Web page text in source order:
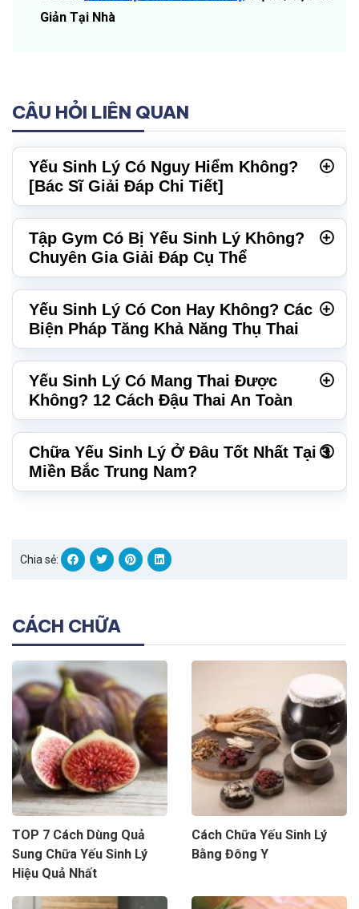
Giản Tại Nhà
CÂU HỎI LIÊN QUAN
Yếu Sinh Lý Có Nguy Hiểm Không?
[Bác Sĩ Giải Đáp Chi Tiết]
Tập Gym Có Bị Yếu Sinh Lý Không?
Chuyên Gia Giải Đáp Cụ Thể
Yếu Sinh Lý Có Con Hay Không? Các
Biện Pháp Tăng Khả Năng Thụ Thai
Yếu Sinh Lý Có Mang Thai Được
Không? 12 Cách Đậu Thai An Toàn
Chữa Yếu Sinh Lý Ở Đâu Tốt Nhất Tại 3
Miền Bắc Trung Nam?
Chia sẻ:
CÁCH CHỮA
TOP 7 Cách Dùng Quả
Sung Chữa Yếu Sinh Lý
Hiệu Quả Nhất
Cách Chữa Yếu Sinh Lý
Bằng Đông Y